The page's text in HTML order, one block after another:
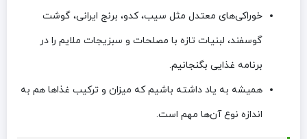
خوراکی‌های معتدل مثل سیب، کدو، برنج ایرانی، گوشت
گوسفند، لبنیات تازه با مصلحات و سبزیجات ملایم را در
برنامه غذایی بگنجانیم.
همیشه به یاد داشته باشیم که میزان و ترکیب غذاها هم به
اندازه نوع آن‌ها مهم است.